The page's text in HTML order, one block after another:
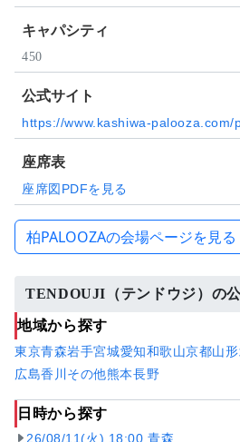
キャパシティ
450
公式サイト
https://www.kashiwa-palooza.com/
座席表
座席図PDFを見る
柏PALOOZAの会場ページを見
TENDOUJI（テンドウジ）の
地域から探す
東京青森岩手宮城愛知和歌山京都山形
広島香川 その他熊本長野
日時から探す
26/08/11(火) 18:00 青森